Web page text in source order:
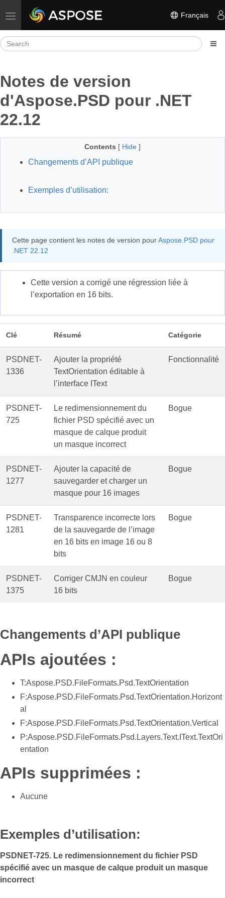
Toggle navigation Français
Notes de version
d'Aspose.PSD pour .NET
22.12
Contents [ Hide ]
Changements d’API publique
Exemples d’utilisation:
Cette page contient les notes de version pourAspose.PSD pour
.NET 22.12
Cette version a corrigé une régression liée à
l’exportation en 16 bits.
Clé Résumé Catégorie
PSDNET-
1336
Ajouter la propriété
TextOrientation éditable à
l’interface IText
Fonctionnalité
PSDNET-
725
Le redimensionnement du
fichier PSD spécifié avec un
masque de calque produit
un masque incorrect
Bogue
PSDNET-
1277
Ajouter la capacité de
sauvegarder et charger un
masque pour 16 images
Bogue
PSDNET-
1281
Transparence incorrecte lors
de la sauvegarde de l’image
en 16 bits en image 16 ou 8
bits
Bogue
PSDNET-
1375
Corriger CMJN en couleur
16 bits
Bogue
Changements d’API publique
APIs ajoutées :
T:Aspose.PSD.FileFormats.Psd.TextOrientation
F:Aspose.PSD.FileFormats.Psd.TextOrientation.Horizont
al
F:Aspose.PSD.FileFormats.Psd.TextOrientation.Vertical
P:Aspose.PSD.FileFormats.Psd.Layers.Text.IText.TextOri
entation
APIs supprimées :
Aucune
Exemples d’utilisation:
PSDNET-725. Le redimensionnement du fichier PSD
spécifié avec un masque de calque produit un masque
incorrect